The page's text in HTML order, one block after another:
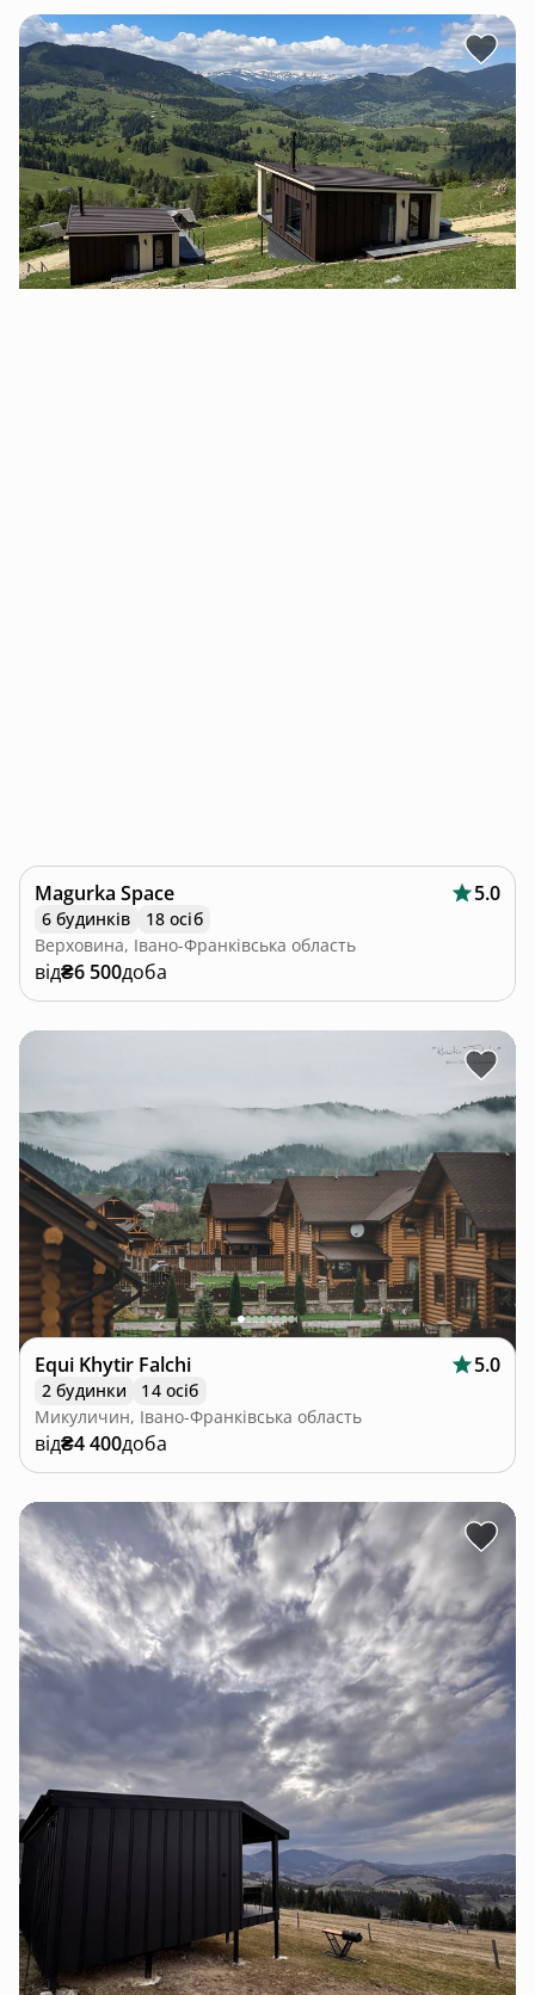
Magurka Space 5.0
6 будинків
18 осіб
Верховина, Івано-Франківська область
від₴6 500доба
Equi Khytir Falchi 5.0
2 будинки
14 осіб
Микуличин, Івано-Франківська область
від₴4 400доба